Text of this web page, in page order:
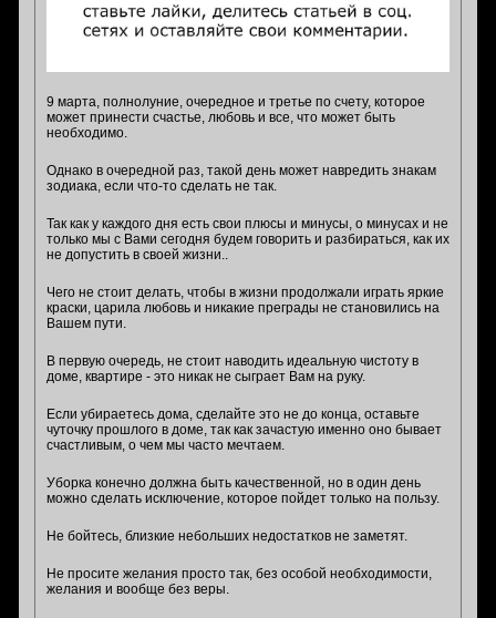
9 марта, полнолуние, очередное и третье по счету, которое
может принести счастье, любовь и все, что может быть
необходимо.
Однако в очередной раз, такой день может навредить знакам
зодиака, если что-то сделать не так.
Так как у каждого дня есть свои плюсы и минусы, о минусах и не
только мы с Вами сегодня будем говорить и разбираться, как их
не допустить в своей жизни..
Чего не стоит делать, чтобы в жизни продолжали играть яркие
краски, царила любовь и никакие преграды не становились на
Вашем пути.
В первую очередь, не стоит наводить идеальную чистоту в
доме, квартире - это никак не сыграет Вам на руку.
Если убираетесь дома, сделайте это не до конца, оставьте
чуточку прошлого в доме, так как зачастую именно оно бывает
счастливым, о чем мы часто мечтаем.
Уборка конечно должна быть качественной, но в один день
можно сделать исключение, которое пойдет только на пользу.
Не бойтесь, близкие небольших недостатков не заметят.
Не просите желания просто так, без особой необходимости,
желания и вообще без веры.